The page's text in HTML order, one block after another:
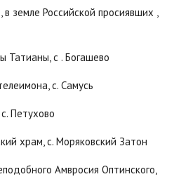
земле Российской просиявших ,
Татианы, с . Богашево
с. Самусь
Петухово
храм, с. Моряковский Затон
Амвросия Оптинского,